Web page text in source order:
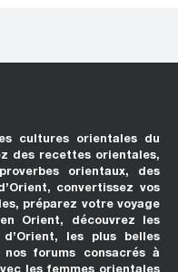
cultures orientales du
des recettes orientales,
orientaux, des
convertissez vos
préparez votre voyage
Orient, découvrez les
les plus belles
forums consacrés à
les femmes orientales